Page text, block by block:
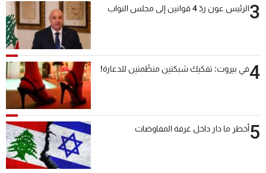
3الرئيس عون ردّ 4 قوانين إلى مجلس النواب
4في بيروت: تفكيك شبكتين منظّمتين للدعارة!
5أخطر ما دار داخل غرفة المفاوضات